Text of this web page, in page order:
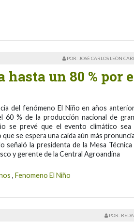
POR: JOSÉ CARLOS LEÓN
un 80 % por
del fenómeno El Niño en años
60 % de la producción nacional de
se prevé que el evento climático sea
se espera una caída aún más
señaló la presidenta de la Mesa Técnica
y gerente de la Central Agroandina
, Fenomeno El Niño
POR: